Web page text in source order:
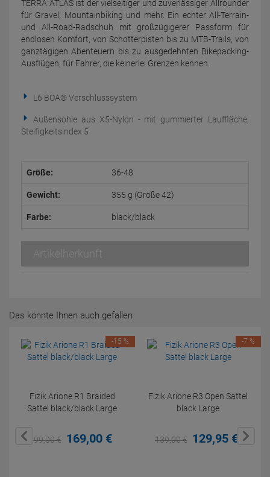
TERRA ATLAS ist der vielseitiger und zuverlässiger Allrounder
für Gravel, Mountainbiking und mehr. Ein echter All-Terrain-
und All-Road-Radschuh mit großzügigerer Passform für
endlosen Komfort, von Schotterpisten bis zu MTB-Trails, von
ganztägigen Abenteuern bis zu ausgedehnten Bikepacking-
Ausflügen, für Fahrer, die keinerlei Grenzen kennen.
L6 BOA® Verschlusssystem
Außensohle aus X5-Nylon - mit gummierter Lauffläche,
Steifigkeitsindex 5
Größe: 36-48
Gewicht: 355 g (Größe 42)
Farbe: black/black
Artikelherkunft
Das könnte Ihnen auch gefallen
Fizik Arione R1 Braided
Sattel black/black Large
199,00€ 169,00 €
-15 %
Fizik Arione R3 Open Sattel
black Large
139,00€ 129,95 €
-7 %